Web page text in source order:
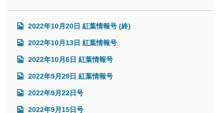
2022年10月20日 紅葉情報号 (終)
2022年10月13日 紅葉情報号
2022年10月6日 紅葉情報号
2022年9月29日 紅葉情報号
2022年9月22日号
2022年9月15日号